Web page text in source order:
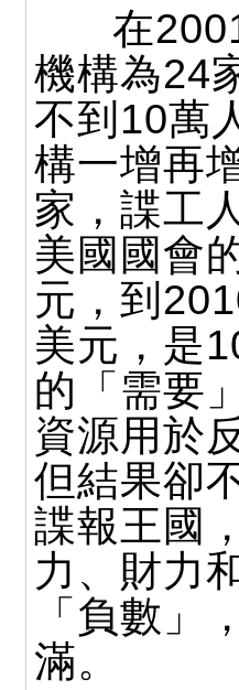
在
機構為24
不到10萬
構一增再
家，諜工
美國國會
元，到
美元，是
的「需要
資源用於
但結果卻
諜報王國
力、財力
「負數」
滿。